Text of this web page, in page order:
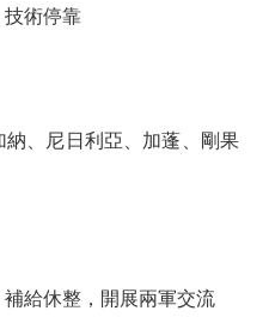
術停靠
、尼日利亞、加蓬、剛果
給休整，開展兩軍交流